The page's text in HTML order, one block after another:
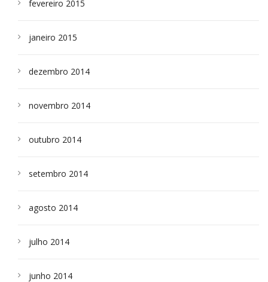
fevereiro 2015
janeiro 2015
dezembro 2014
novembro 2014
outubro 2014
setembro 2014
agosto 2014
julho 2014
junho 2014